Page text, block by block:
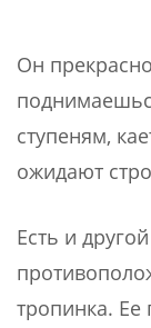
Он
ступеням,
ожидают
Есть и
тропинка. Ее